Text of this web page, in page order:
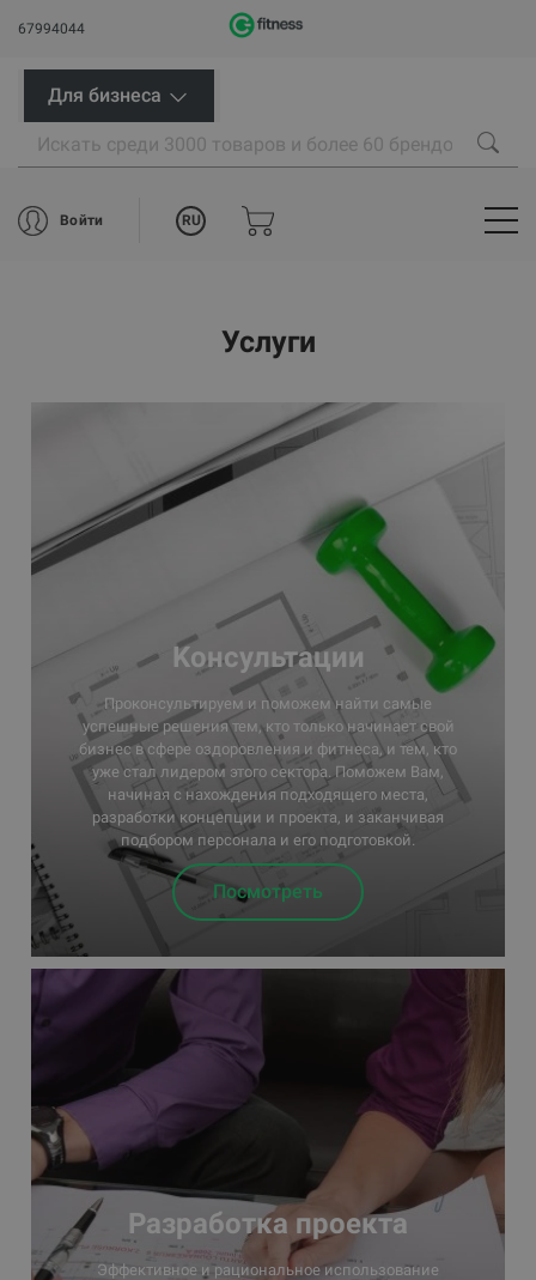
67994044
Для бизнеса
Войти RU
Услуги
Kонсультации
Проконсультируем и поможем найти самые
успешные решения тем, кто только начинает свой
бизнес в сфере оздоровления и фитнеса, и тем, кто
уже стал лидером этого сектора. Поможем Вам,
начиная с нахождения подходящего места,
разработки концепции и проекта, и заканчивая
подбором персонала и его подготовкой.
Посмотреть
Pазработка проектa
Эффективное и рациональное использование